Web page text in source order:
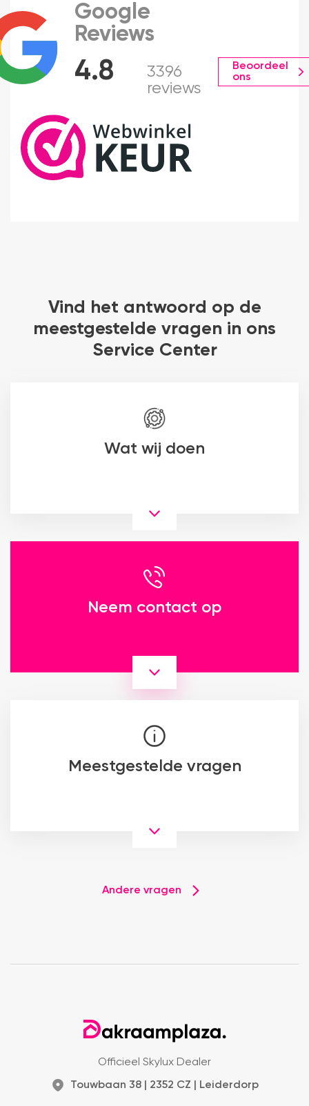
4.8
Google
Reviews
3396
reviews
Beoordeel
ons
Vind het antwoord op de
meestgestelde vragen in ons
Service Center
Wat wij doen
Neem contact op
Meestgestelde vragen
Andere vragen
Officieel Skylux Dealer
Touwbaan 38 | 2352 CZ | Leiderdorp